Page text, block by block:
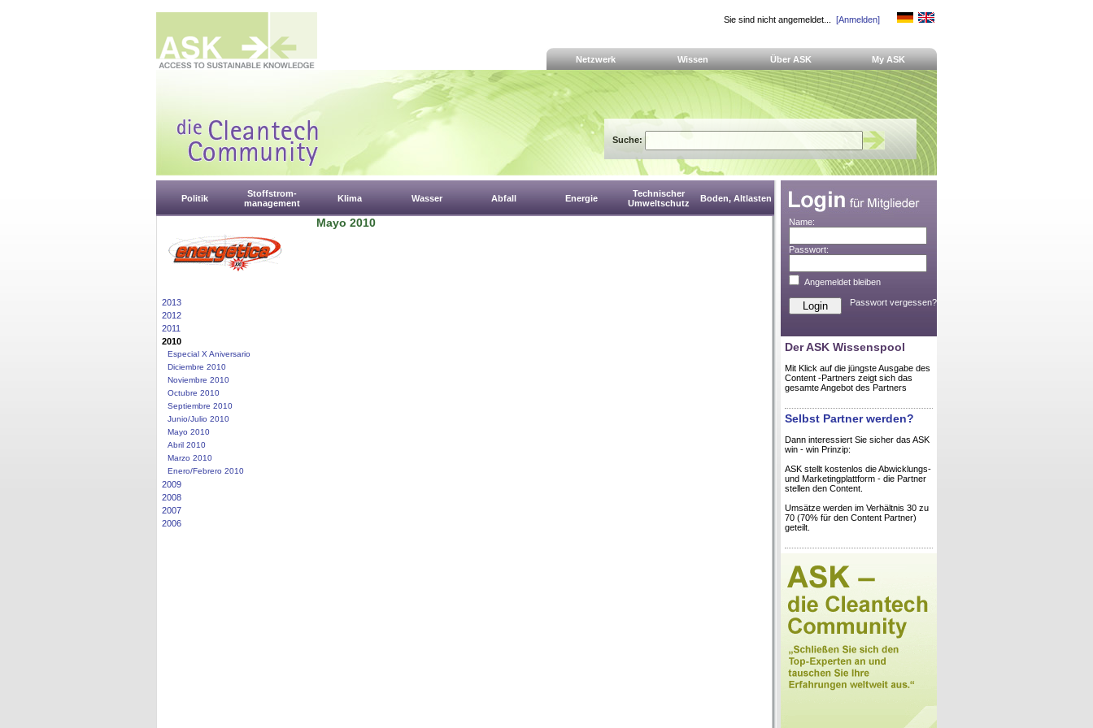
Sie sind nicht angemeldet... [Anmelden]
Netzwerk Wissen Über ASK My ASK
Suche:
Politik
Stoffstrom-
management
Klima Wasser Abfall Energie
Technischer
Umweltschutz
Boden, Altlasten
2013
2012
2011
2010
Especial X Aniversario
Diciembre 2010
Noviembre 2010
Octubre 2010
Septiembre 2010
Junio/Julio 2010
Mayo 2010
Abril 2010
Marzo 2010
Enero/Febrero 2010
2009
2008
2007
2006
Mayo 2010 Name:
Passwort:
Angemeldet bleiben
Passwort vergessen?
Der ASK Wissenspool
Mit Klick auf die jüngste Ausgabe des
Content -Partners zeigt sich das
gesamte Angebot des Partners
Selbst Partner werden?
Dann interessiert Sie sicher das ASK
win - win Prinzip:
ASK stellt kostenlos die Abwicklungs-
und Marketingplattform - die Partner
stellen den Content.
Umsätze werden im Verhältnis 30 zu
70 (70% für den Content Partner)
geteilt.